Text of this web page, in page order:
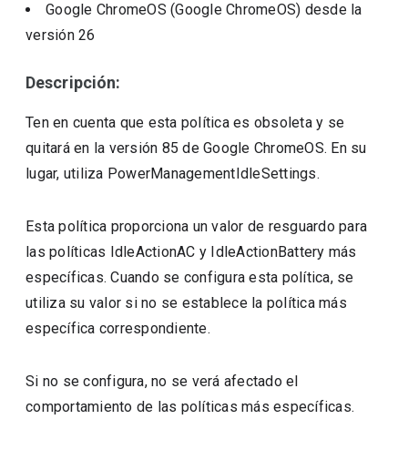
Google ChromeOS (Google ChromeOS) desde la
versión26
Descripción:
Ten en cuenta que esta política es obsoleta y se
quitará en la versión 85 de Google ChromeOS. En su
lugar, utiliza PowerManagementIdleSettings.
Esta política proporciona un valor de resguardo para
las políticas IdleActionAC y IdleActionBattery más
específicas. Cuando se configura esta política, se
utiliza su valor si no se establece la política más
específica correspondiente.
Si no se configura, no se verá afectado el
comportamiento de las políticas más específicas.